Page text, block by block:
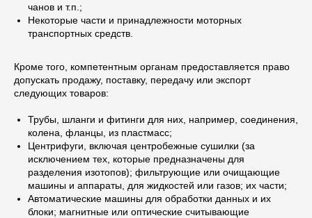
чанов и т.п.;
Некоторые части и принадлежности моторных
транспортных средств.
Кроме того, компетентным органам предоставляется право
допускать продажу, поставку, передачу или экспорт
следующих товаров:
Трубы, шланги и фитинги для них, например, соединения,
колена, фланцы, из пластмасс;
Центрифуги, включая центробежные сушилки (за
исключением тех, которые предназначены для
разделения изотопов); фильтрующие или очищающие
машины и аппараты, для жидкостей или газов; их части;
Автоматические машины для обработки данных и их
блоки; магнитные или оптические считывающие